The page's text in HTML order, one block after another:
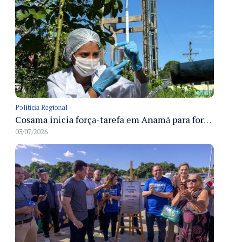
Políticia Regional
Cosama inicia força-tarefa em Anamã para fortalecer abastecimento de água e segurança hídrica da população
03/07/2026